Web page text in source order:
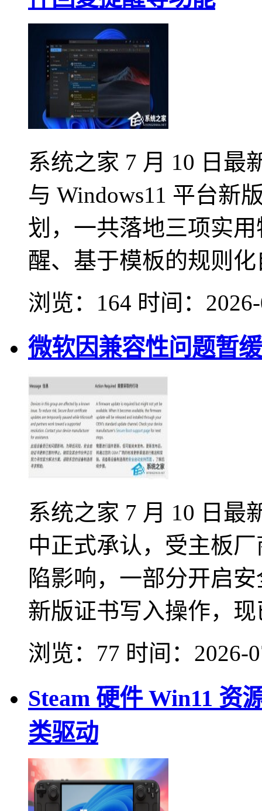
系统之家 7 月 10 日最
与 Windows11 平台新
划，一共落地三项实
醒、基于模板的规则
浏览：164 时间：
微软因兼容性问题暂
系统之家 7 月 10 日最
中正式承认，受主板
陷影响，一部分开启
新版证书写入操作，
浏览：77 时间： 2026-
Steam 硬件 Win11 资
类驱动